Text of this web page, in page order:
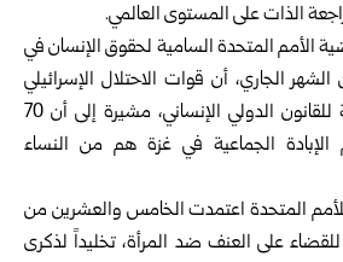
الذات على المستوى العالمي.
الأمم المتحدة السامية لحقوق الإنسان في
الجاري، أن قوات الاحتلال الإسرائيلي
ارتكبت انتهاكات ممنهجة للقانون الدولي الإنساني، مشيرة إلى أن 70
الإبادة الجماعية في غزة هم من النساء
المتحدة اعتمدت الخامس والعشرين من
للقضاء على العنف ضد المرأة، تخليداً لذكرى